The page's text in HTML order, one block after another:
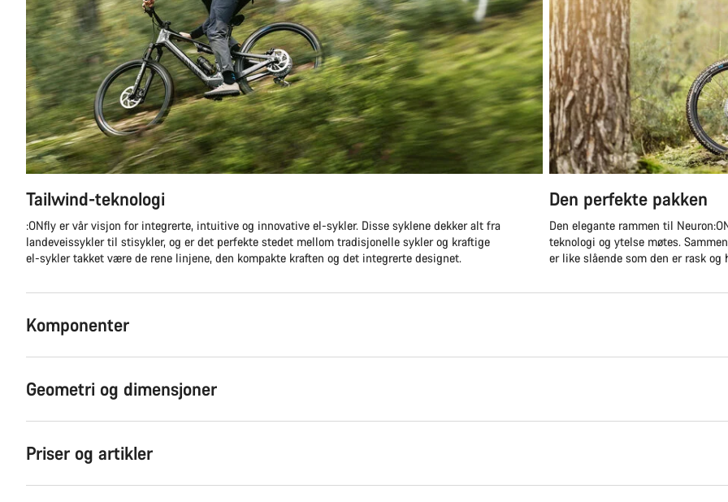
Tailwind-teknologi
:ONfly er vår visjon for integrerte, intuitive og innovative el-sykler. Disse syklene dekker alt fra
landeveissykler til stisykler, og er det perfekte stedet mellom tradisjonelle sykler og kraftige
el-sykler takket være de rene linjene, den kompakte kraften og det integrerte designet.
Den perfekte pakken
Den elegante rammen til
teknologi og ytelse møtes.
er like slående som den er rask og
Komponenter
Geometri og dimensjoner
Priser og artikler